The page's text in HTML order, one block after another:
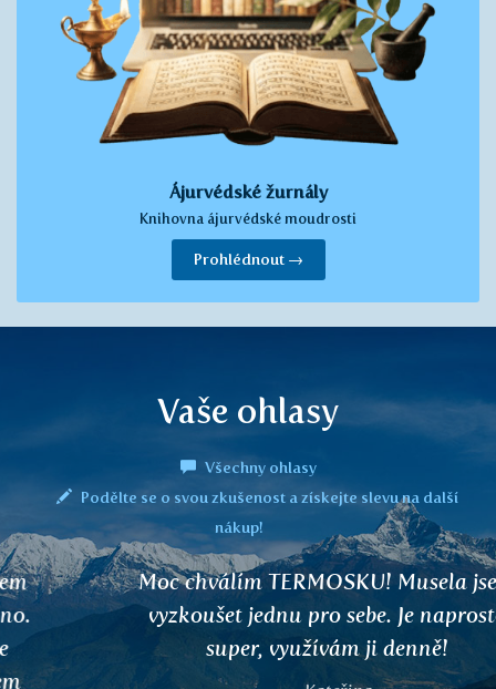
Ájurvédské žurnály
Knihovna ájurvédské moudrosti
Prohlédnout →
Vaše ohlasy
Všechny ohlasy
Podělte se o svou zkušenost a získejte slevu na další
nákup!
Moc chválím TERMOSKU! Musela jsem
vyzkoušet jednu pro sebe. Je naprosto
super, využívám ji denně!